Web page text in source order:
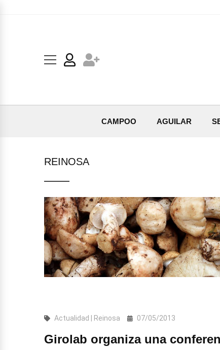
CAMPOO AGUILAR
REINOSA
Actualidad | Reinosa 07/05/2013
Girolab organiza una